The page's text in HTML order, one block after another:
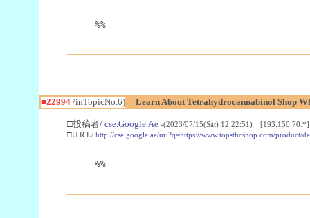
%%
■22994/inTopicNo.6) Learn About Tetrahydrocannabinol Shop
□投稿者/ cse.Google.Ae -(2023/07/15(Sat) 12:22:51) [193.150.70.*]
□U R L/ http://cse.google.ae/url?q=https://www.topsthcshop.com/
%%